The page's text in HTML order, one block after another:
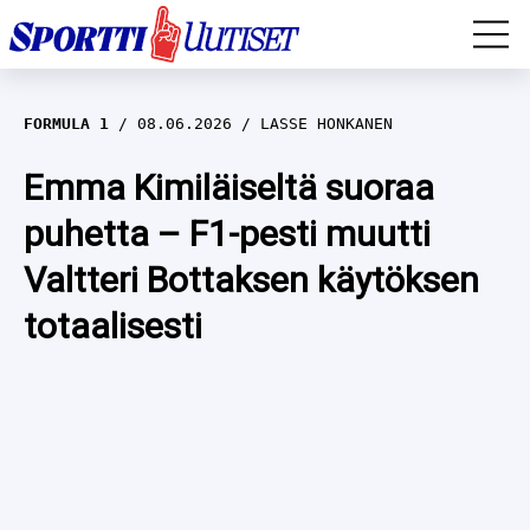
EM-YLEISURHEILU
JÄÄKIEKKO
YLEISURHEILU
WILMA HELTELÄ
TALVILAJIT
FORMULA 1 08.06.2026 LASSE HONKANEN
Emma Kimiläiseltä suoraa
puhetta – F1-pesti muutti
Valtteri Bottaksen käytöksen
totaalisesti